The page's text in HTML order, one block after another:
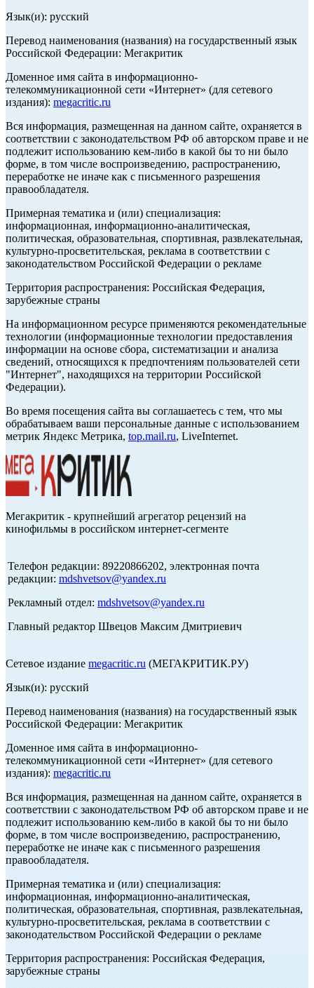
Язык(и): русский
Перевод наименования (названия) на государственный язык
Российской Федерации: Мегакритик
Доменное имя сайта в информационно-
телекоммуникационной сети «Интернет» (для сетевого
издания): megacritic.ru
Вся информация, размещенная на данном сайте, охраняется в
соответствии с законодательством РФ об авторском праве и не
подлежит использованию кем-либо в какой бы то ни было
форме, в том числе воспроизведению, распространению,
переработке не иначе как с письменного разрешения
правообладателя.
Примерная тематика и (или) специализация:
информационная, информационно-аналитическая,
политическая, образовательная, спортивная, развлекательная,
культурно-просветительская, реклама в соответствии с
законодательством Российской Федерации о рекламе
Территория распространения: Российская Федерация,
зарубежные страны
На информационном ресурсе применяются рекомендательные
технологии (информационные технологии предоставления
информации на основе сбора, систематизации и анализа
сведений, относящихся к предпочтениям пользователей сети
"Интернет", находящихся на территории Российской
Федерации).
Во время посещения сайта вы соглашаетесь с тем, что мы
обрабатываем ваши персональные данные с использованием
метрик Яндекс Метрика, top.mail.ru, LiveInternet.
Мегакритик - крупнейший агрегатор рецензий на
кинофильмы в российском интернет-сегменте
Телефон редакции: 89220866202, электронная почта
редакции: mdshvetsov@yandex.ru
Рекламный отдел: mdshvetsov@yandex.ru
Главный редактор Швецов Максим Дмитриевич
Сетевое издание megacritic.ru (МЕГАКРИТИК.РУ)
Язык(и): русский
Перевод наименования (названия) на государственный язык
Российской Федерации: Мегакритик
Доменное имя сайта в информационно-
телекоммуникационной сети «Интернет» (для сетевого
издания): megacritic.ru
Вся информация, размещенная на данном сайте, охраняется в
соответствии с законодательством РФ об авторском праве и не
подлежит использованию кем-либо в какой бы то ни было
форме, в том числе воспроизведению, распространению,
переработке не иначе как с письменного разрешения
правообладателя.
Примерная тематика и (или) специализация:
информационная, информационно-аналитическая,
политическая, образовательная, спортивная, развлекательная,
культурно-просветительская, реклама в соответствии с
законодательством Российской Федерации о рекламе
Территория распространения: Российская Федерация,
зарубежные страны